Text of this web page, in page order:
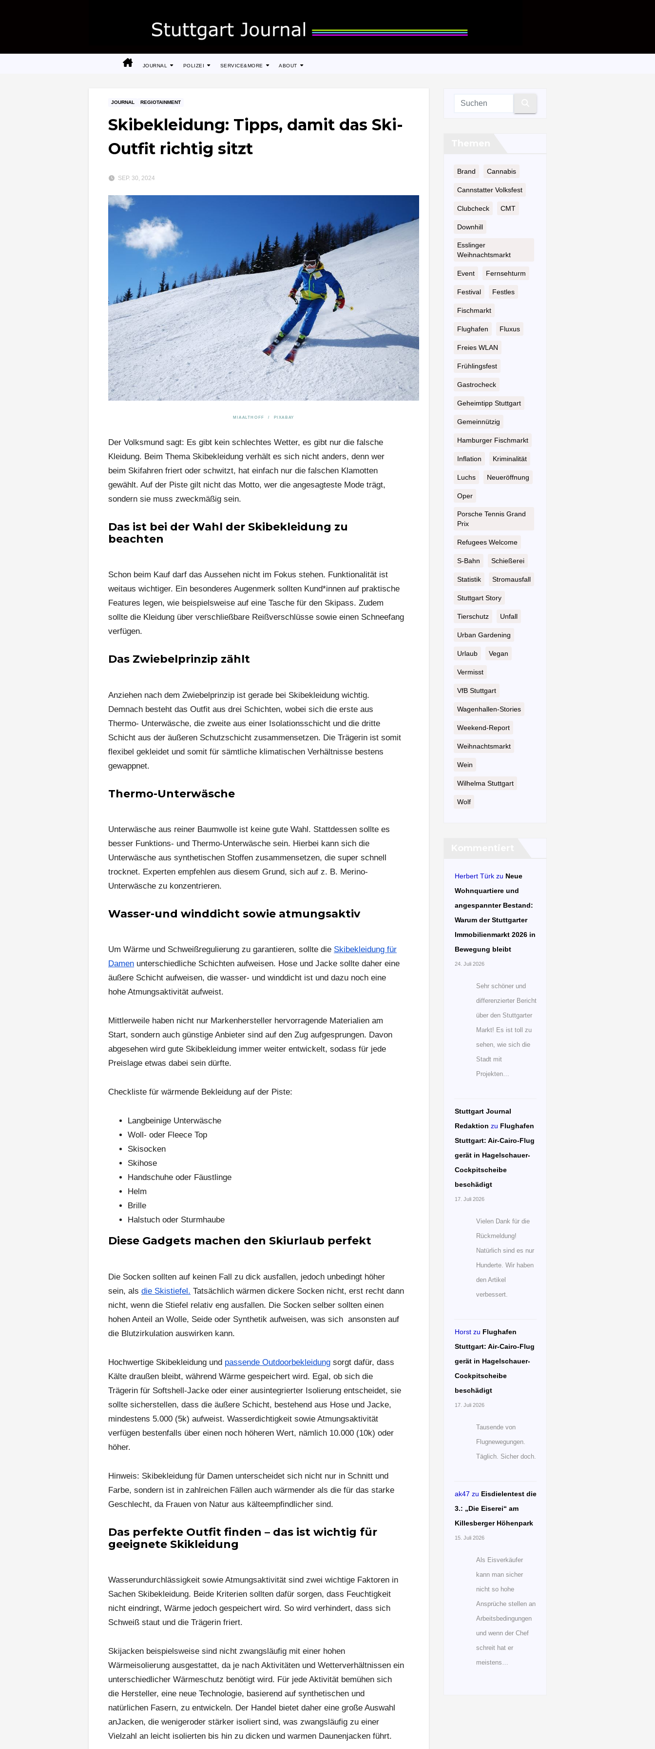
JOURNAL POLIZEI SERVICE&MORE ABOUT
JOURNAL REGIOTAINMENT
Skibekleidung: Tipps, damit das Ski-
Outfit richtig sitzt
SEP. 30, 2024
MIAALTHOFF / PIXABAY
Der Volksmund sagt: Es gibt kein schlechtes Wetter, es gibt nur die falsche
Kleidung. Beim Thema Skibekleidung verhält es sich nicht anders, denn wer
beim Skifahren friert oder schwitzt, hat einfach nur die falschen Klamotten
gewählt. Auf der Piste gilt nicht das Motto, wer die angesagteste Mode trägt,
sondern sie muss zweckmäßig sein.
Das ist bei der Wahl der Skibekleidung zu
beachten
Schon beim Kauf darf das Aussehen nicht im Fokus stehen. Funktionalität ist
weitaus wichtiger. Ein besonderes Augenmerk sollten Kund*innen auf praktische
Features legen, wie beispielsweise auf eine Tasche für den Skipass. Zudem
sollte die Kleidung über verschließbare Reißverschlüsse sowie einen Schneefang
verfügen.
Das Zwiebelprinzip zählt
Anziehen nach dem Zwiebelprinzip ist gerade bei Skibekleidung wichtig.
Demnach besteht das Outfit aus drei Schichten, wobei sich die erste aus
Thermo- Unterwäsche, die zweite aus einer Isolationsschicht und die dritte
Schicht aus der äußeren Schutzschicht zusammensetzen. Die Trägerin ist somit
flexibel gekleidet und somit für sämtliche klimatischen Verhältnisse bestens
gewappnet.
Thermo-Unterwäsche
Unterwäsche aus reiner Baumwolle ist keine gute Wahl. Stattdessen sollte es
besser Funktions- und Thermo-Unterwäsche sein. Hierbei kann sich die
Unterwäsche aus synthetischen Stoffen zusammensetzen, die super schnell
trocknet. Experten empfehlen aus diesem Grund, sich auf z. B. Merino-
Unterwäsche zu konzentrieren.
Wasser-und winddicht sowie atmungsaktiv
Um Wärme und Schweißregulierung zu garantieren, sollte die Skibekleidung für
Damen unterschiedliche Schichten aufweisen. Hose und Jacke sollte daher eine
äußere Schicht aufweisen, die wasser- und winddicht ist und dazu noch eine
hohe Atmungsaktivität aufweist.
Mittlerweile haben nicht nur Markenhersteller hervorragende Materialien am
Start, sondern auch günstige Anbieter sind auf den Zug aufgesprungen. Davon
abgesehen wird gute Skibekleidung immer weiter entwickelt, sodass für jede
Preislage etwas dabei sein dürfte.
Checkliste für wärmende Bekleidung auf der Piste:
Langbeinige Unterwäsche
Woll- oder Fleece Top
Skisocken
Skihose
Handschuhe oder Fäustlinge
Helm
Brille
Halstuch oder Sturmhaube
Diese Gadgets machen den Skiurlaub perfekt
Die Socken sollten auf keinen Fall zu dick ausfallen, jedoch unbedingt höher
sein, als die Skistiefel. Tatsächlich wärmen dickere Socken nicht, erst recht dann
nicht, wenn die Stiefel relativ eng ausfallen. Die Socken selber sollten einen
hohen Anteil an Wolle, Seide oder Synthetik aufweisen, was sich ansonsten auf
die Blutzirkulation auswirken kann.
Hochwertige Skibekleidung und passende Outdoorbekleidung sorgt dafür, dass
Kälte draußen bleibt, während Wärme gespeichert wird. Egal, ob sich die
Trägerin für Softshell-Jacke oder einer ausintegrierter Isolierung entscheidet, sie
sollte sicherstellen, dass die äußere Schicht, bestehend aus Hose und Jacke,
mindestens 5.000 (5k) aufweist. Wasserdichtigkeit sowie Atmungsaktivität
verfügen bestenfalls über einen noch höheren Wert, nämlich 10.000 (10k) oder
höher.
Hinweis: Skibekleidung für Damen unterscheidet sich nicht nur in Schnitt und
Farbe, sondern ist in zahlreichen Fällen auch wärmender als die für das starke
Geschlecht, da Frauen von Natur aus kälteempfindlicher sind.
Das perfekte Outfit finden – das ist wichtig für
geeignete Skikleidung
Wasserundurchlässigkeit sowie Atmungsaktivität sind zwei wichtige Faktoren in
Sachen Skibekleidung. Beide Kriterien sollten dafür sorgen, dass Feuchtigkeit
nicht eindringt, Wärme jedoch gespeichert wird. So wird verhindert, dass sich
Schweiß staut und die Trägerin friert.
Skijacken beispielsweise sind nicht zwangsläufig mit einer hohen
Wärmeisolierung ausgestattet, da je nach Aktivitäten und Wetterverhältnissen ein
unterschiedlicher Wärmeschutz benötigt wird. Für jede Aktivität bemühen sich
die Hersteller, eine neue Technologie, basierend auf synthetischen und
natürlichen Fasern, zu entwickeln. Der Handel bietet daher eine große Auswahl
anJacken, die wenigeroder stärker isoliert sind, was zwangsläufig zu einer
Vielzahl an leicht isolierten bis hin zu dicken und warmen Daunenjacken führt.
Brand Cannabis
Cannstatter Volksfest
Clubcheck CMT
Downhill
Esslinger
Weihnachtsmarkt
Event Fernsehturm
Festival Festles
Fischmarkt
Flughafen Fluxus
Freies WLAN
Frühlingsfest
Gastrocheck
Geheimtipp Stuttgart
Gemeinnützig
Hamburger Fischmarkt
Inflation Kriminalität
Luchs Neueröffnung
Oper
Porsche Tennis Grand
Prix
Refugees Welcome
S-Bahn Schießerei
Statistik Stromausfall
Stuttgart Story
Tierschutz Unfall
Urban Gardening
Urlaub Vegan
Vermisst
VfB Stuttgart
Wagenhallen-Stories
Weekend-Report
Weihnachtsmarkt
Wein
Wilhelma Stuttgart
Wolf
Herbert Türkzu Neue
Wohnquartiere und
angespannter Bestand:
Warum der Stuttgarter
Immobilienmarkt 2026 in
Bewegung bleibt
24. Juli 2026
Sehr schöner und
differenzierter Bericht
über den Stuttgarter
Markt! Es ist toll zu
sehen, wie sich die
Stadt mit
Projekten…
Stuttgart Journal
Redaktion zu Flughafen
Stuttgart: Air-Cairo-Flug
gerät in Hagelschauer-
Cockpitscheibe
beschädigt
17. Juli 2026
Vielen Dank für die
Rückmeldung!
Natürlich sind es nur
Hunderte. Wir haben
den Artikel
verbessert.
Horstzu Flughafen
Stuttgart: Air-Cairo-Flug
gerät in Hagelschauer-
Cockpitscheibe
beschädigt
17. Juli 2026
Tausende von
Flugnewegungen.
Täglich. Sicher doch.
ak47 zu Eisdielentest die
3.: „Die Eiserei“ am
Killesberger Höhenpark
15. Juli 2026
Als Eisverkäufer
kann man sicher
nicht so hohe
Ansprüche stellen an
Arbeitsbedingungen
und wenn der Chef
schreit hat er
meistens…